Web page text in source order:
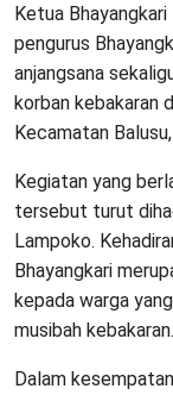
Ketua
pengurus
anjangsana
korban kebakaran
Kecamatan
Kegiatan yang
tersebut turut
Lampoko.
Bhayangkari
kepada warga
musibah kebakaran.
Dalam